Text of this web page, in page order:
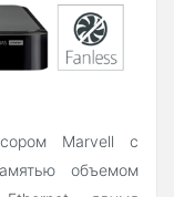
Marvell с
объемом